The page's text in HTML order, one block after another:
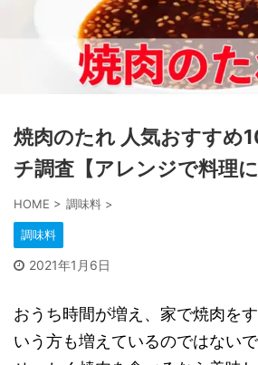
焼肉のたれ 人気おすすめ
チ調査【アレンジで料理に
HOME > 調味料 >
調味料
2021年1月6日
おうち時間が増え、家で焼肉を
いう方も増えているのではない